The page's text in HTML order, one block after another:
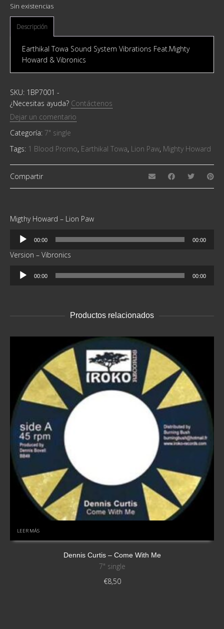
Sin existencias
Descripción
Earthikal Towa Sound System Vibrations Feat.Mighty
Howard & Vibronics
SKU: 1BP7001 -
¿Necesitas ayuda? Contáctenos
Dejar un comentario
Categoría: 7" single
Tags: 1 Blood Promo, Earthikal Towa, Lion Paw, Mighty Howard
Compartir
Migthy Howard – Lion Paw
Reproductor
audio
00:00 00:00
Version – Vibronics
Reproductor
00:00 00:00
Productos relacionados
LEER MÁS
Dennis Curtis – Come With Me
7" single
€8,50